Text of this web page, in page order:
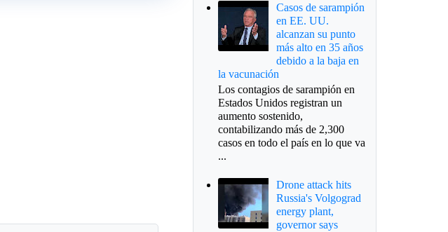
Casos de sarampión
en EE. UU.
alcanzan su punto
más alto en 35 años
debido a la baja en
la vacunación
Los contagios de sarampión en
Estados Unidos registran un
aumento sostenido,
contabilizando más de 2,300
casos en todo el país en lo que va
...
Drone attack hits
Russia's Volgograd
energy plant,
governor says